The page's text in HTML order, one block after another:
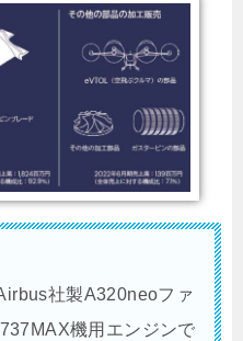
社製A320neoファ
機用エンジンで